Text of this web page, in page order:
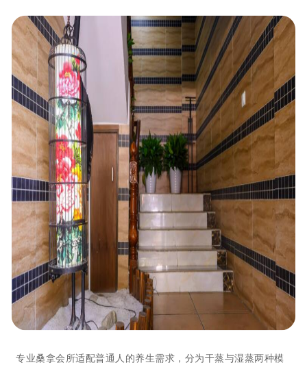
专业桑拿会所适配普通人的养生需求，分为干蒸与湿蒸两种模